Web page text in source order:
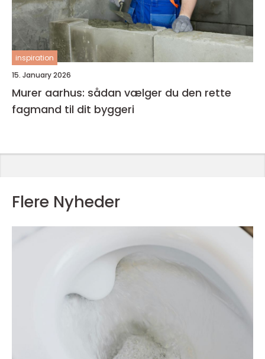
inspiration
15. January 2026
Murer aarhus: sådan vælger du den rette
fagmand til dit byggeri
Flere Nyheder